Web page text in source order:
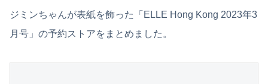
ジミンちゃんが表紙を飾った「ELLE Hong Kong 2023年3
月号」の予約ストアをまとめました。